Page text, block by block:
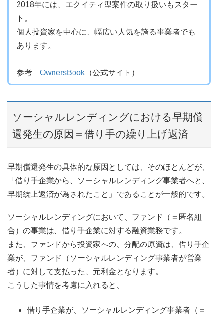
2018年には、エクイティ型案件の取り扱いもスター
ト。
個人投資家を中心に、幅広い人気を誇る事業者でも
あります。
参考： OwnersBook （公式サイト）
ソーシャルレンディングにおける早期償
還発生の原因＝借り手の繰り上げ返済
早期償還発生の具体的な原因としては、そのほとんどが、
「借り手企業から、ソーシャルレンディング事業者へと、
早期繰上返済が為されたこと」であることが一般的です。
ソーシャルレンディングにおいて、ファンド（＝匿名組
合）の事業は、借り手企業に対する融資業務です。
また、ファンドから投資家への、分配の原資は、借り手企
業が、ファンド（ソーシャルレンディング事業者が営業
者）に対して支払った、元利金となります。
こうした事情を考慮に入れると、
借り手企業が、ソーシャルレンディング事業者（＝